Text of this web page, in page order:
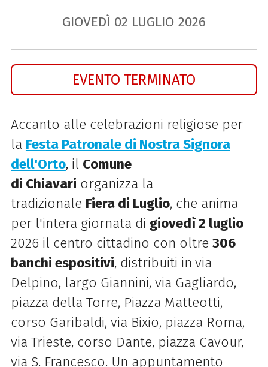
GIOVEDÌ 02 LUGLIO 2026
EVENTO TERMINATO
Accanto alle celebrazioni religiose per
la Festa Patronale di Nostra Signora
dell'Orto, il Comune
di Chiavari organizza la
tradizionale Fieradi Luglio, che anima
per l'intera giornata di giovedì 2 luglio
2026 il centro cittadino con oltre 306
banchi espositivi, distribuiti in via
Delpino, largo Giannini, via Gagliardo,
piazza della Torre, Piazza Matteotti,
corso Garibaldi, via Bixio, piazza Roma,
via Trieste, corso Dante, piazza Cavour,
via S. Francesco. Un appuntamento